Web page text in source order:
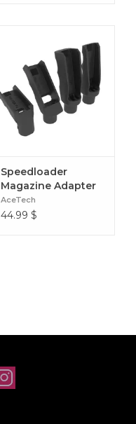
Speedloader
Magazine Adapter
AceTech
44.99 $